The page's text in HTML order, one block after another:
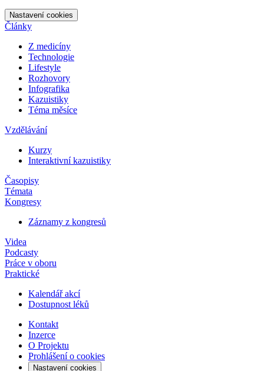
Nastavení cookies
Články
Z medicíny
Technologie
Lifestyle
Rozhovory
Infografika
Kazuistiky
Téma měsíce
Vzdělávání
Kurzy
Interaktivní kazuistiky
Časopisy
Témata
Kongresy
Záznamy z kongresů
Videa
Podcasty
Práce v oboru
Praktické
Kalendář akcí
Dostupnost léků
Kontakt
Inzerce
O Projektu
Prohlášení o cookies
Nastavení cookies